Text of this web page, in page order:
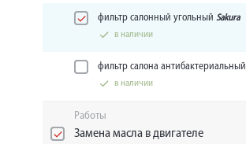
фильтр салонный угольный Sakura
в наличии
фильтр салона антибактериальный
в наличии
Работы
Замена масла в двигателе